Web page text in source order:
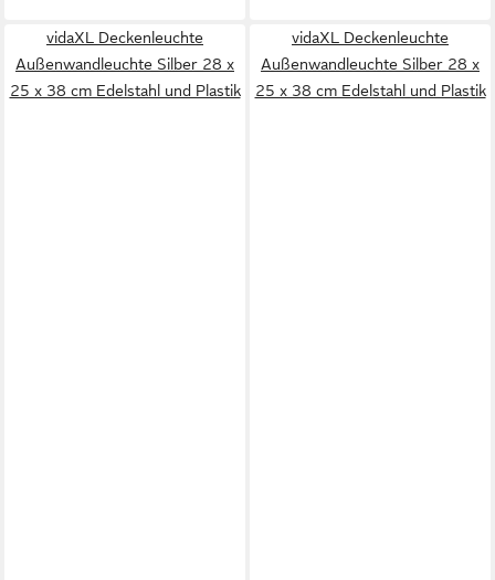
vidaXL Deckenleuchte
Außenwandleuchte Silber 28 x
25 x 38 cm Edelstahl und Plastik
vidaXL Deckenleuchte
Außenwandleuchte Silber 28 x
25 x 38 cm Edelstahl und Plastik